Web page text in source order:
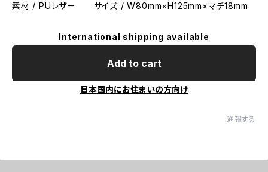
素材 / PUレザー サイズ / W80mm×H125mm×マチ18mm
International shipping available
Add to cart
日本国内にお住まいの方向け
通報する